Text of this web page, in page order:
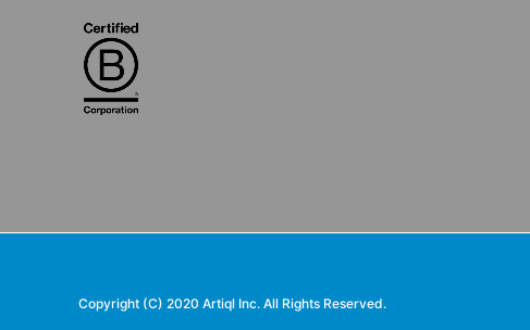
Copyright (C) 2020 Artiql Inc. All Rights Reserved.